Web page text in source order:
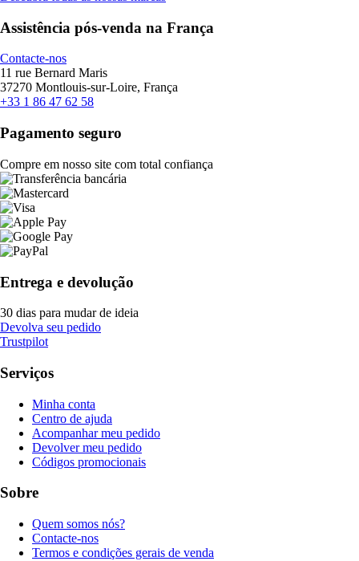
Assistência pós-venda na França
Contacte-nos
11 rue Bernard Maris
37270 Montlouis-sur-Loire, França
+33 1 86 47 62 58
Pagamento seguro
Compre em nosso site com total confiança
Entrega e devolução
30 dias para mudar de ideia
Devolva seu pedido
Trustpilot
Serviços
Minha conta
Centro de ajuda
Acompanhar meu pedido
Devolver meu pedido
Códigos promocionais
Sobre
Quem somos nós?
Contacte-nos
Termos e condições gerais de venda